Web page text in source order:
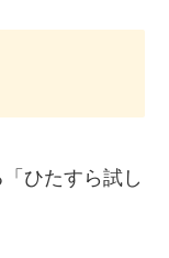
ひたすら試し